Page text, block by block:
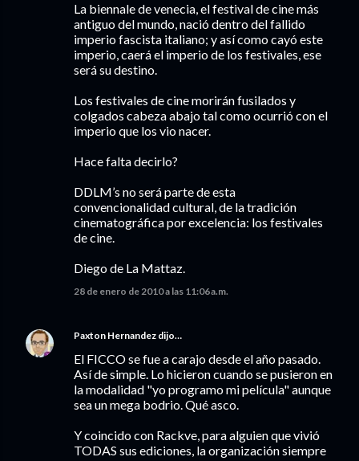
La biennale de venecia, el festival de cine más
antiguo del mundo, nació dentro del fallido
imperio fascista italiano; y así como cayó este
imperio, caerá el imperio de los festivales, ese
será su destino.
Los festivales de cine morirán fusilados y
colgados cabeza abajo tal como ocurrió con el
imperio que los vio nacer.
Hace falta decirlo?
DDLM’s no será parte de esta
convencionalidad cultural, de la tradición
cinematográfica por excelencia: los festivales
de cine.
Diego de La Mattaz.
28 de enero de 2010 a las 11:06 a.m.
Paxton Hernandez dijo…
El FICCO se fue a carajo desde el año pasado.
Así de simple. Lo hicieron cuando se pusieron en
la modalidad "yo programo mi película" aunque
sea un mega bodrio. Qué asco.
Y coincido con Rackve, para alguien que vivió
TODAS sus ediciones, la organización siempre